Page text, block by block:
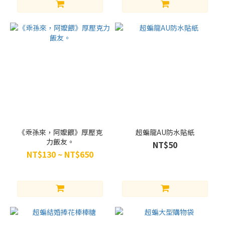
《乖孫來，阿嬤餵》厚壓克
力飯友。
NT$130 ~ NT$650
超蝙龍AU防水貼紙
NT$50